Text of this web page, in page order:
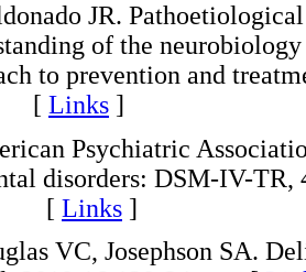
JR.
of the
to prevention and
[ Links ]
Psychiatric
disorders: DSM-IV-TR,
[ Links ]
VC, Josephson SA.